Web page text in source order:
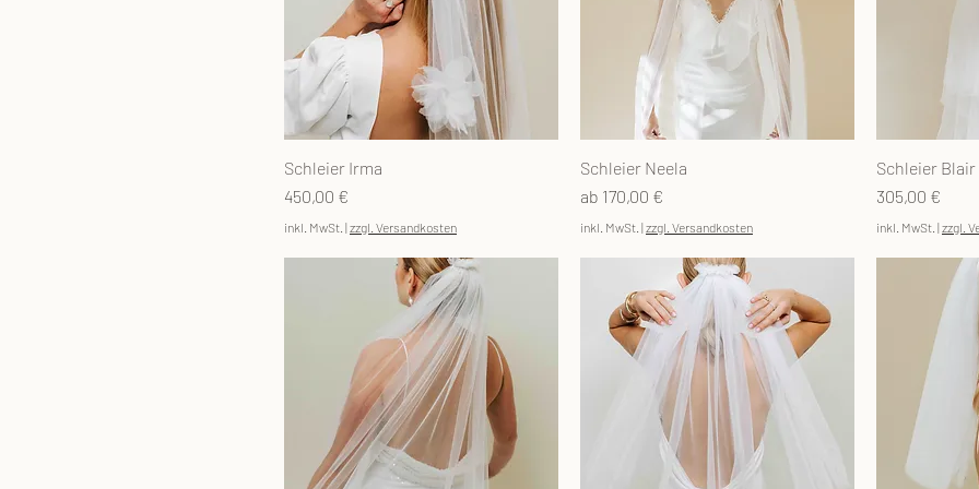
Schleier Irma
Preis
450,00 €
inkl. MwSt. |zzgl. Versandkosten
Schleier Neela
ab 170,00 €
Sale-Preis
inkl. MwSt. |zzgl. Versandkosten
Schleier Blair
Preis
305,00 €
inkl. MwSt. |zzgl.